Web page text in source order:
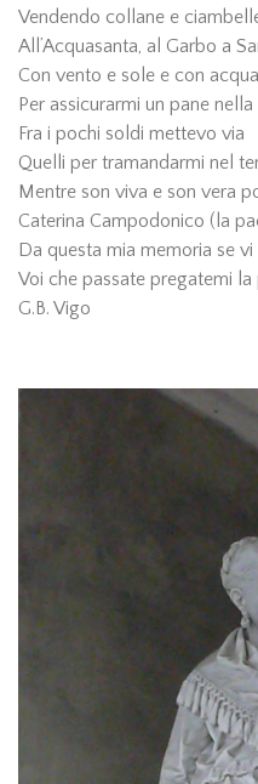
Vendendo collane e
All’Acquasanta, al Garbo a
Con vento e sole e con
Per assicurarmi un pane
Fra i pochi soldi mettevo via
Quelli per tramandarmi nel
Mentre son viva e son vera
Caterina Campodonico (la
Da questa mia memoria se vi
Voi che passate pregatemi la
G.B. Vigo